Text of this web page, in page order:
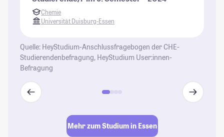
Chemie
Universität Duisburg-Essen
Quelle: HeyStudium-Anschlussfragebogen der CHE-
Studierendenbefragung, HeyStudium User:innen-
Befragung
Mehr zum Studium in Essen